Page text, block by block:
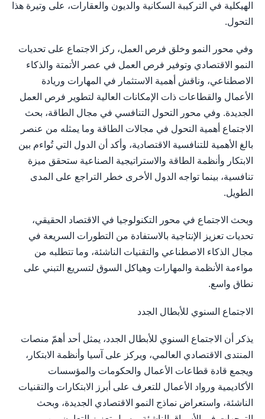
الهيكلية في التركيبة السكانية والديون والعقارات، على وتيرة هذا
التحول.
وفي محور النمو وخلق فرص العمل، ركز الاجتماع على تحديات
النمو الاقتصادي وتوفير فرص العمل في عصر الأتمتة والذكاء
الاصطناعي، وناقش أهمية الاستثمار في المهارات وريادة
الأعمال والقطاعات ذات الإمكانات العالية لتطوير فرص العمل
الجديدة. وفي محور التحول التنافسي في مجال الطاقة، بحث
الاجتماع أهمية التحول في مجالات الطاقة وما يمثله من عنصر
بالغ الأهمية للتنافسية الاقتصادية، وأكد أن الدول التي تُواءم بين
الابتكار وأنظمة الطاقة والاستراتيجية الصناعية ستحقق ميزة
تنافسية، بينما تواجه الدول الأخرى خطر التراجع على المدى
الطويل.
وبحث الاجتماع في محور التكنولوجيا في الاقتصاد الحقيقي،
تحديات تعزيز الإنتاجية بالاستفادة من التطورات السريعة في
مجال الذكاء الاصطناعي والتقنيات الناشئة، وما تتطلبه من
مواءمة الأنظمة والمهارات وهياكل السوق لتسريع التبني على
نطاق واسع.
الاجتماع السنوي للأبطال الجدد
يذكر أن الاجتماع السنوي للأبطال الجدد، يمثل أحد أهمّ منصات
المنتدى الاقتصادي العالمي، ويركز على آسيا وأنظمة الابتكار،
ويجمع قادة قطاعات الأعمال والحكومات والمؤسسات
الأكاديمية ورواد الأعمال للتعرف على أبرز الابتكارات والتقنيات
الناشئة، واستعراض نماذج النمو الاقتصادي الجديدة، وبحث